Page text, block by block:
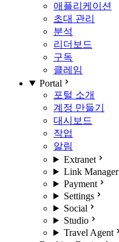
애플리케이션
초대 관리
분석
리더보드
구독
클레임
Portal
포털 소개
계정 만들기
대시보드
작업
알림
Extranet
Link Manager
Payment
Settings
Social
Studio
Travel Agent